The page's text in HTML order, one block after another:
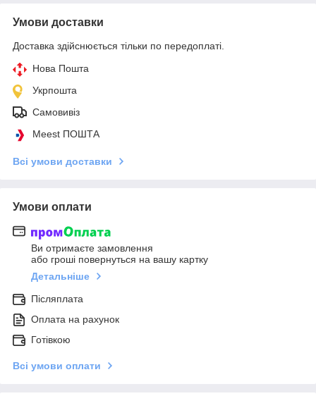
Умови доставки
Доставка здійснюється тільки по передоплаті.
Нова Пошта
Укрпошта
Самовивіз
Meest ПОШТА
Всі умови доставки
Умови оплати
Ви отримаєте замовлення
або гроші повернуться на вашу картку
Детальніше
Післяплата
Оплата на рахунок
Готівкою
Всі умови оплати